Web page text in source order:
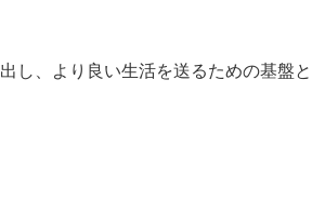
し、より良い生活を送るための基盤